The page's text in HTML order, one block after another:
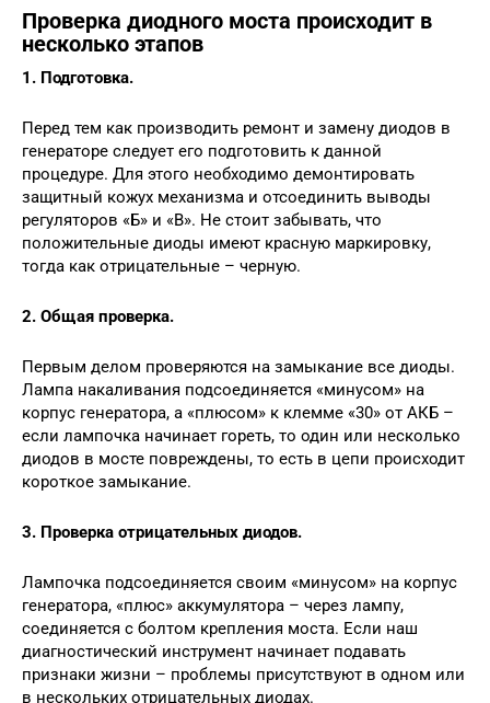
Проверка диодного моста происходит в
несколько этапов
1. Подготовка.
Перед тем как производить ремонт и замену диодов в
генераторе следует его подготовить к данной
процедуре. Для этого необходимо демонтировать
защитный кожух механизма и отсоединить выводы
регуляторов «Б» и «В». Не стоит забывать, что
положительные диоды имеют красную маркировку,
тогда как отрицательные – черную.
2. Общая проверка.
Первым делом проверяются на замыкание все диоды.
Лампа накаливания подсоединяется «минусом» на
корпус генератора, а «плюсом» к клемме «30» от АКБ –
если лампочка начинает гореть, то один или несколько
диодов в мосте повреждены, то есть в цепи происходит
короткое замыкание.
3. Проверка отрицательных диодов.
Лампочка подсоединяется своим «минусом» на корпус
генератора, «плюс» аккумулятора – через лампу,
соединяется с болтом крепления моста. Если наш
диагностический инструмент начинает подавать
признаки жизни – проблемы присутствуют в одном или
в нескольких отрицательных диодах.